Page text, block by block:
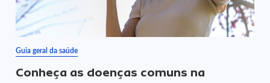
Guia geral da saúde
Conheça as doenças comuns na